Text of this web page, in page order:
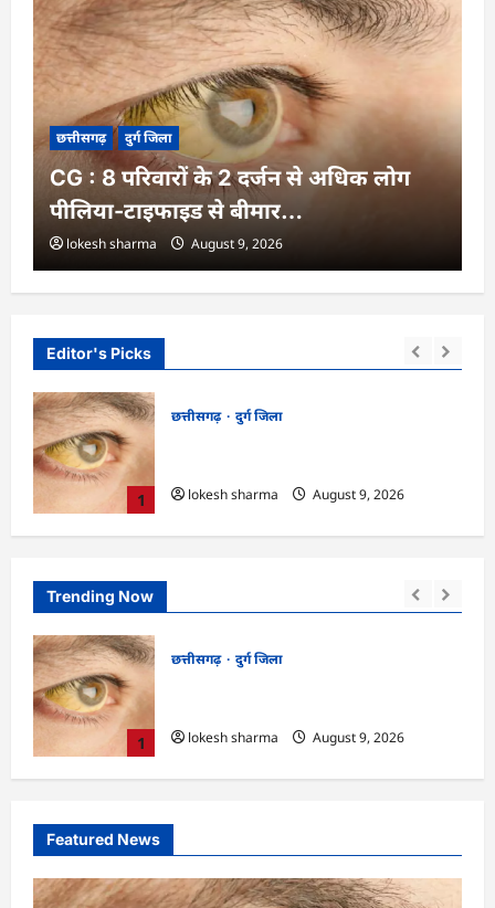
Editor's Picks
1
छत्तीसगढ़
दुर्ग जिला
lokesh sharma
August 9, 2026
छत्तीसगढ़ दुर्ग जिला
CG : 8 परिवारों के 2 दर्जन से अधिक लोग
पीलिया-टाइफाइड से बीमार…
lokesh sharma August 9, 2026
Trending Now
2
DPR छत्तीसगढ समाचार
lokesh sharma
August 9, 2026
Featured News